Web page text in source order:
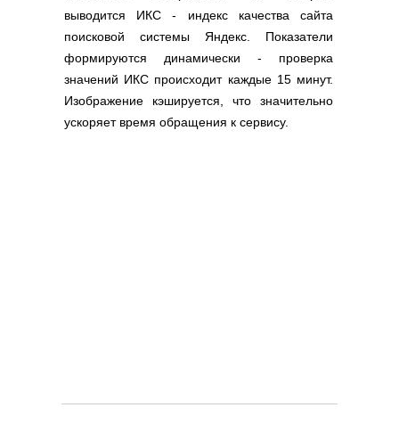
выводится ИКС - индекс качества сайта
поисковой системы Яндекс. Показатели
формируются динамически - проверка
значений ИКС происходит каждые 15 минут.
Изображение кэшируется, что значительно
ускоряет время обращения к сервису.